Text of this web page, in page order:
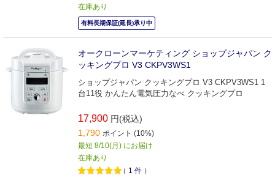
在庫あり
有料長期保証(延長)承り中
オークローンマーケティング ショップジャパン ク
ッキングプロ V3 CKPV3WS1
ショップジャパン クッキングプロ V3 CKPV3WS1 1
台11役 かんたん電気圧力なべ クッキングプロ
17,900 円(税込)
1,790 ポイント (10%)
最短 8/10(月) にお届け
在庫あり
（ 1 件 ）